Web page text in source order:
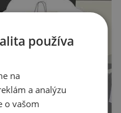
používa
na
a analýzu
o vašom